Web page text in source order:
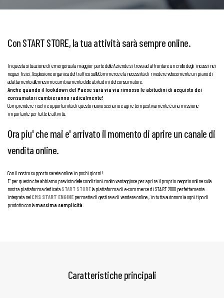
Con START STORE, la tua attività sarà sempre online.
In questa situazione di emergenza la maggior parte delle Aziende si trova ad affrontare un crollo degli incassi nei
negozi fisici, l’esplosione organica del traffico sull’eCommerce e la necessità di rivedere velocemente un piano di
adattamento all’ennesimo cambiamento delle abitudini del consumatore.
Anche quando il lookdown del Paese sarà via via rimosso le abitudini di acquisto dei
consumatori cambieranno radicalmente!
Comprendere rischi e opportunità di questo nuovo scenario e agire tempestivamente è una missione
importante per tutte le attività.
Ora piu' che mai e' arrivato il momento di aprire un canale di
vendita online.
Con il nostro supporto sarete online in pochi giorni!
E' per questo che abbiamo previsto delle condizioni molto vantaggiose per aprire il proprio negozio online sulla
nostra piattaforma dedicata START STOREla piattaforma di e-commerce di START 2000 perfettamente
integrata nel CMS START ENGINE permette di gestire e di vendere online , in tutta autonomia ogni tipo di
prodotto con lamassima semplicità
Caratteristiche principali